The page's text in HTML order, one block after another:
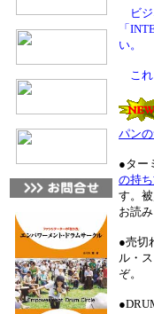
ビジ
「
い。
これ
パン
●ター
の持
す。
お読み
●売切
ル・